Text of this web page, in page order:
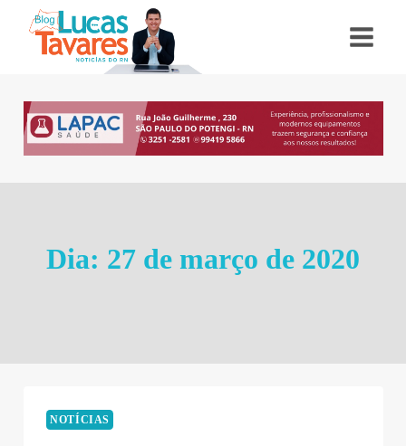
Dia: 27 de março de 2020
NOTÍCIAS